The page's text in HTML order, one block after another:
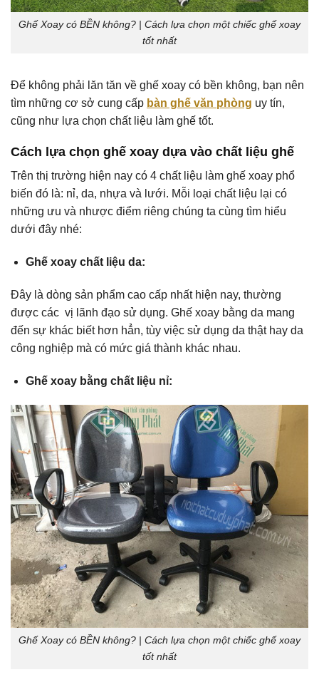
Ghế Xoay có BỀN không? | Cách lựa chọn một chiếc ghế xoay
tốt nhất
Để không phải lăn tăn về ghế xoay có bền không, bạn nên
tìm những cơ sở cung cấp bàn ghế văn phòng uy tín,
cũng như lựa chọn chất liệu làm ghế tốt.
Cách lựa chọn ghế xoay dựa vào chất liệu ghế
Trên thị trường hiện nay có 4 chất liệu làm ghế xoay phổ
biến đó là: nỉ, da, nhựa và lưới. Mỗi loại chất liệu lại có
những ưu và nhược điểm riêng chúng ta cùng tìm hiểu
dưới đây nhé:
Ghế xoay chất liệu da:
Đây là dòng sản phẩm cao cấp nhất hiện nay, thường
được các vị lãnh đạo sử dụng. Ghế xoay bằng da mang
đến sự khác biết hơn hẳn, tùy việc sử dụng da thật hay da
công nghiệp mà có mức giá thành khác nhau.
Ghế xoay bằng chất liệu nỉ:
Ghế Xoay có BỀN không? | Cách lựa chọn một chiếc ghế xoay
tốt nhất